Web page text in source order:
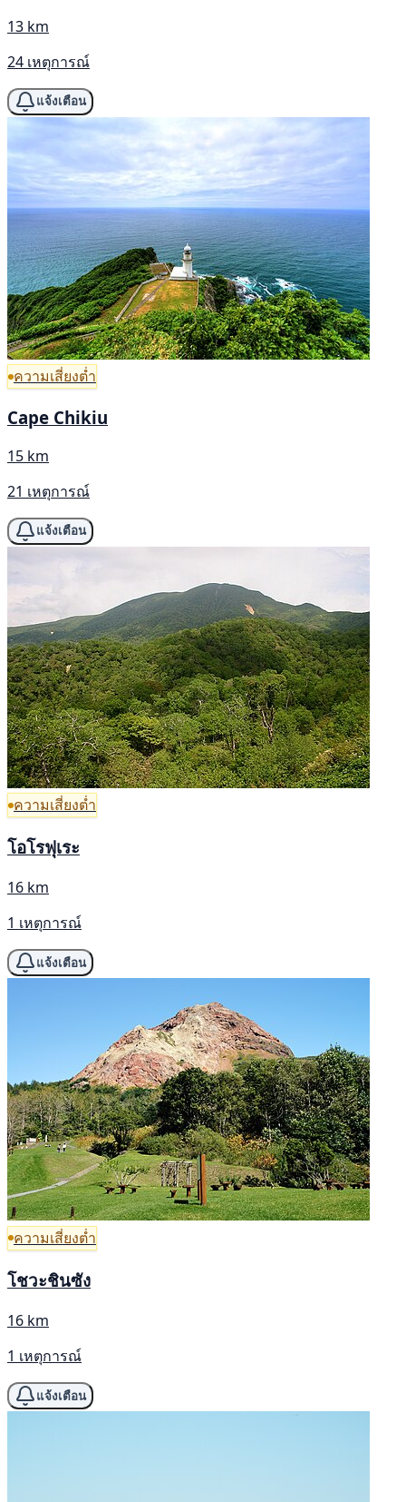
13 km
24 เหตุการณ์
แจ้งเตือน
ความเสี่ยงต่ำ
Cape Chikiu
15 km
21 เหตุการณ์
แจ้งเตือน
ความเสี่ยงต่ำ
โอโรฟุเระ
16 km
1 เหตุการณ์
แจ้งเตือน
ความเสี่ยงต่ำ
โชวะชินซัง
16 km
1 เหตุการณ์
แจ้งเตือน